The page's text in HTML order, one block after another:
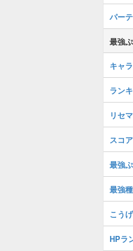
パー
最強
キャ
ラン
リセ
スコ
最強
最強
こう
HPラ